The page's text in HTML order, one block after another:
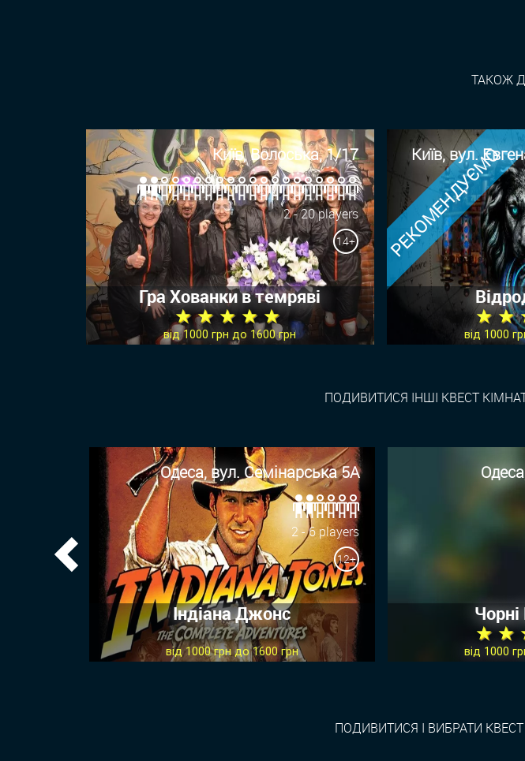
ТАКОЖ
Київ, Волоська, 1/17
2 - 20 players
14+
Гра Хованки в темряві
★ ★ ★ ★ ★
від 1000 грн до 1600 грн
РЕКОМЕНДУЄМО
Київ, вул.
★ ★
від 1000
ПОДИВИТИСЯ ІНШІ КВЕСТ
Одеса, вул. Семінарська 5А
2 - 6 players
12+
Індіана Джонс
від 1000 грн до 1600 грн
Чорні
★ ★
від 1000
Previous
ПОДИВИТИСЯ І ВИБРАТИ